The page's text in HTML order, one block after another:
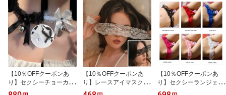
プンクロッチ ボディスト
ッキング 全身 ストッキ
ング 網 ボディタイツ
ー オープンブラ 穴あき
下着 セクシー コスプレ
ク付き 誘惑 下着 Vネッ
ク サテン かわいい 部屋
着 寝間着 大きいサイズ
【10％OFFクーポンあ
り】セクシーチョーカー
レースチョーカー レディ
【10％OFFクーポンあ
り】レースアイマスク レ
ディース セクシーマスク
【10％OFFクーポンあ
り】セクシーランジェリ
ー 股割れショーツ 穴あ